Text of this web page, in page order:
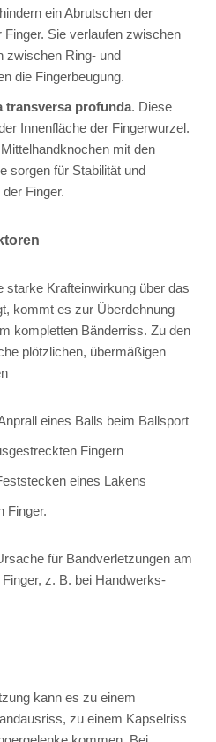
ein Abrutschen der
Finger. Sie verlaufen zwischen
zwischen Ring- und
die Fingerbeugung.
transversa profunda. Diese
Innenfläche der Fingerwurzel.
mit den
sorgen für Stabilität und
Finger.
starke Krafteinwirkung über das
kommt es zur Überdehnung
kompletten Bänderriss. Zu den
plötzlichen, übermäßigen
eines Balls beim Ballsport
Fingern
eines Lakens
Finger.
für Bandverletzungen am
z. B. bei Handwerks-
kann es zu einem
zu einem Kapselriss